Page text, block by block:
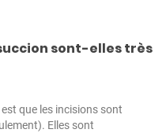
sont-elles très
que les incisions sont
Elles sont